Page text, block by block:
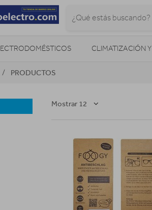
CLIMATIZACIÓN
Y REPRODUCTORES
GPS CONSOLAS
PRODUCTOS
Mostrar 12